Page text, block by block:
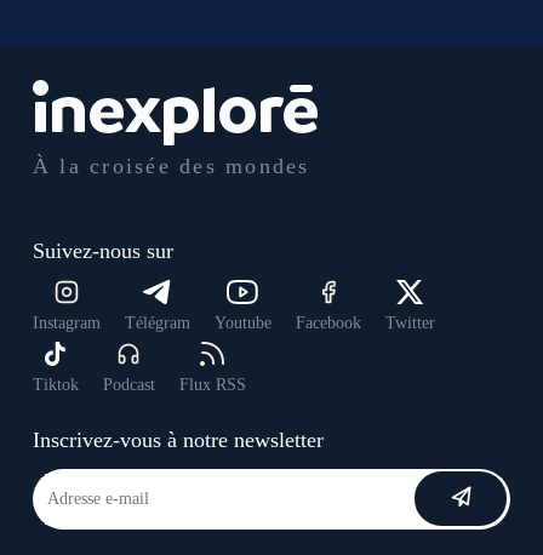
À la croisée des mondes
Suivez-nous sur
Instagram Télégram Youtube Facebook Twitter
Tiktok Podcast Flux RSS
Inscrivez-vous à notre newsletter